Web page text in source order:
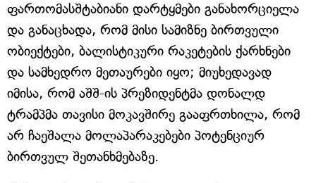
ფართომასშტაბიანი დარტყმები განახორციელა
და განაცხადა, რომ მისი სამიზნე ბირთვული
ობიექტები, ბალისტიკური რაკეტების ქარხნები
და სამხედრო მეთაურები იყო; მიუხედავად
იმისა, რომ აშშ-ის პრეზიდენტმა დონალდ
ტრამპმა თავისი მოკავშირე გააფრთხილა, რომ
არ ჩაეშალა მოლაპარაკებები პოტენციურ
ბირთვულ შეთანხმებაზე.